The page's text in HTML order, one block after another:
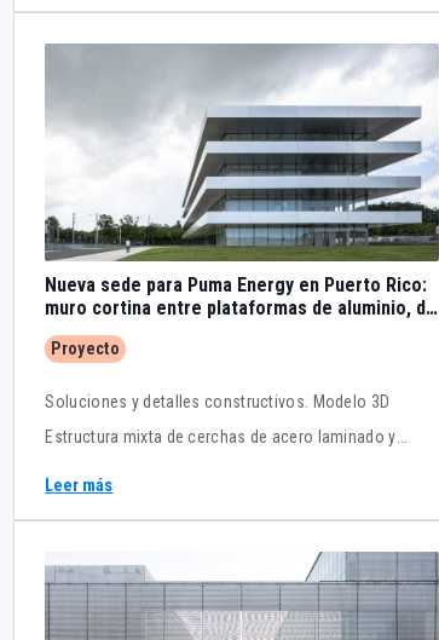
Nueva sede para Puma Energy en Puerto Rico:
muro cortina entre plataformas de aluminio, de
Ruiz Pardo - Nebreda
Proyecto
Soluciones y detalles constructivos. Modelo 3D
Estructura mixta de cerchas de acero laminado y
Leer más